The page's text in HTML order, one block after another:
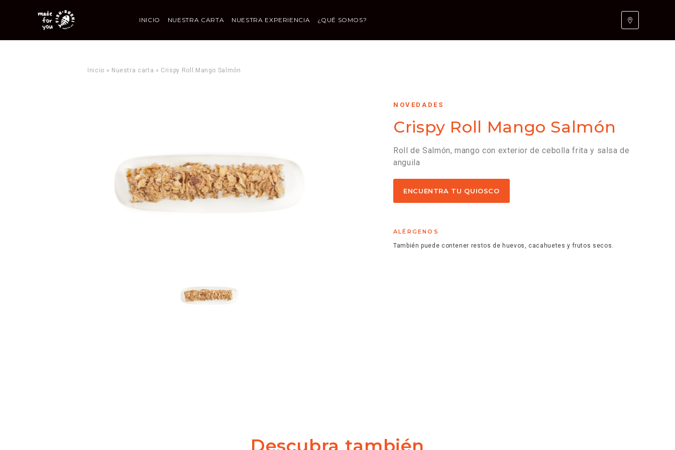
INICIO NUESTRA CARTA NUESTRA EXPERIENCIA ¿QUÉ SOMOS?
Inicio » Nuestra carta » Crispy Roll Mango Salmón
NOVEDADES
Crispy Roll Mango Salmón
Roll de Salmón, mango con exterior de cebolla frita y salsa de
anguila
ENCUENTRA TU QUIOSCO
ALÉRGENOS
También puede contener restos de huevos, cacahuetes y frutos secos.